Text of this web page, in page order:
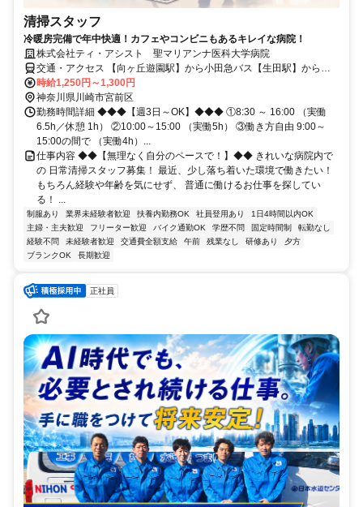
清掃スタッフ
冷暖房完備で年中快適！カフェやコンビニもあるキレイな病院！
株式会社ティ・アシスト 聖マリアンナ医科大学病院
交通・アクセス 【向ヶ丘遊園駅】から小田急バス【生田駅】から川
崎市バス どちらも約20分
時給1,250円～1,300円
神奈川県川崎市宮前区
勤務時間詳細 ◆◆◆【週3日～OK】◆◆◆ ①8:30 ～ 16:00 （実働
6.5h／休憩 1h） ②10:00～15:00 （実働5h） ③働き方自由 9:00～
15:00の間で （実働4h）...
仕事内容 ◆◆【無理なく自分のペースで！】◆◆ きれいな病院内で
の 日常清掃スタッフ募集！ 最近、少し落ち着いた環境で働きたい！
もちろん経験や年齢を気にせず、 普通に働けるお仕事を探してい
る！ ...
制服あり 業界未経験者歓迎 扶養内勤務OK 社員登用あり
1日4時間以内OK
主婦・主夫歓迎
フリーター歓迎 バイク通勤OK 学歴不問 固定時間制
転勤なし
経験不問
未経験者歓迎 交通費全額支給 午前 残業なし 研修あり
夕方
ブランクOK
長期歓迎
正社員